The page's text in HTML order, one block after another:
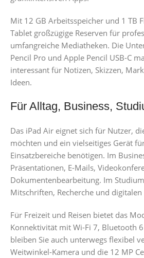
Mit 12 GB Arbeitsspeicher und 1 TB
Tablet großzügige Reserven für
umfangreiche Mediatheken. Die
Pencil Pro und Apple Pencil USB-C
interessant für Notizen, Skizzen,
Ideen.
Für Alltag, Business,
Das iPad Air eignet sich für Nutzer,
möchten und ein vielseitiges Gerät
Einsatzbereiche benötigen. Im
Präsentationen, E-Mails,
Dokumentenbearbeitung. Im
Mitschriften, Recherche und
Für Freizeit und Reisen bietet das
Konnektivität mit Wi-Fi 7, Bluetooth
bleiben Sie auch unterwegs flexibel
Weitwinkel-Kamera und die 12 MP